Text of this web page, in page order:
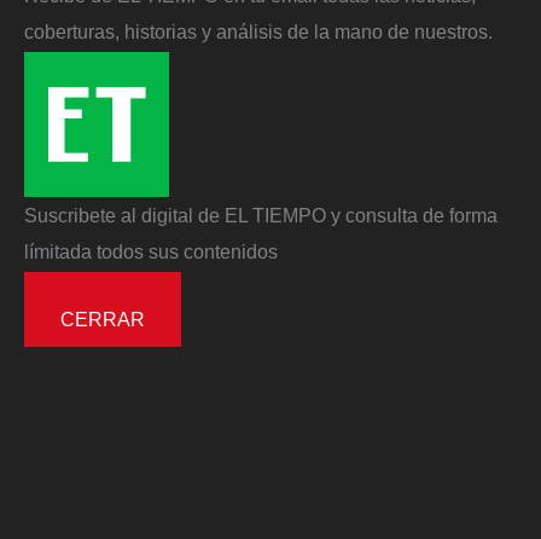
coberturas, historias y análisis de la mano de nuestros.
Suscribete al digital de EL TIEMPO y consulta de forma
límitada todos sus contenidos
CERRAR